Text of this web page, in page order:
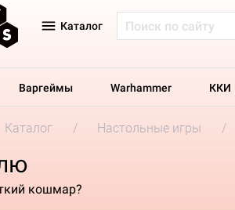
Каталог
Варгеймы Warhammer ККИ
Каталог Настольные игры
кошмар?